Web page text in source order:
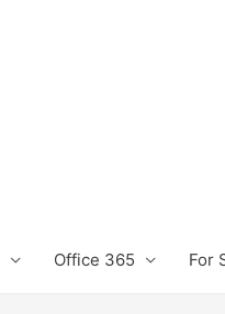
Office 365 For